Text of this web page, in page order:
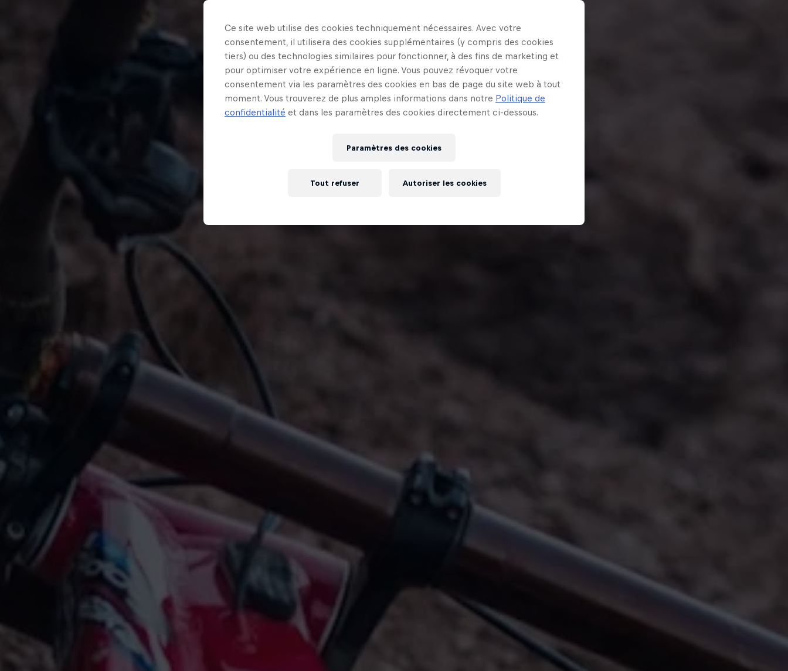
Ce site web utilise des cookies techniquement nécessaires. Avec votre
consentement, il utilisera des cookies supplémentaires (y compris des cookies
tiers) ou des technologies similaires pour fonctionner, à des fins de marketing et
pour optimiser votre expérience en ligne. Vous pouvez révoquer votre
consentement via les paramètres des cookies en bas de page du site web à tout
moment. Vous trouverez de plus amples informations dans notre Politique de
confidentialité et dans les paramètres des cookies directement ci-dessous.
Paramètres des cookies
Tout refuser Autoriser les cookies